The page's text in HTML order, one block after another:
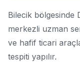
Bilecik bölgesinde
merkezli uzman
ve hafif ticari
tespiti yapılır.